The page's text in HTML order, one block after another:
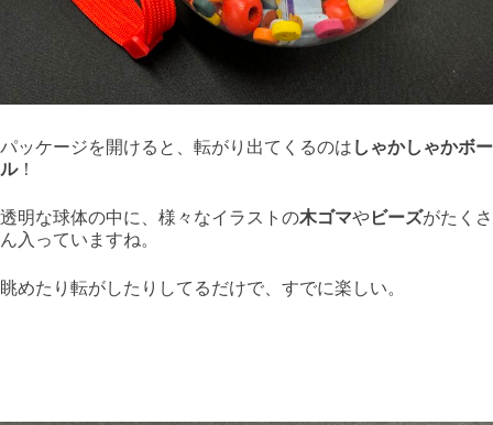
パッケージを開けると、転がり出てくるのは しゃかしゃかボー
ル！
透明な球体の中に、様々なイラストの木ゴマやビーズがたくさ
ん入っていますね。
眺めたり転がしたりしてるだけで、すでに楽しい。